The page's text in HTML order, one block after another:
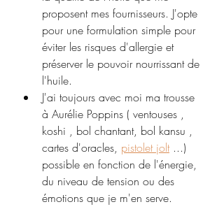
proposent mes fournisseurs. J'opte
pour une formulation simple pour
éviter les risques d'allergie et
préserver le pouvoir nourrissant de
l'huile.
J'ai toujours avec moi ma trousse
à Aurélie Poppins ( ventouses ,
koshi , bol chantant, bol kansu ,
cartes d'oracles, pistolet jolt ...)
possible en fonction de l'énergie,
du niveau de tension ou des
émotions que je m'en serve.